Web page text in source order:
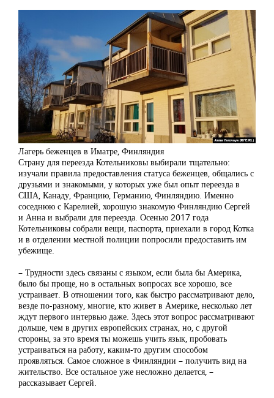
Лагерь беженцев в Иматре, Финляндия
Страну для переезда Котельниковы выбирали тщательно:
изучали правила предоставления статуса беженцев, общались с
друзьями и знакомыми, у которых уже был опыт переезда в
США, Канаду, Францию, Германию, Финляндию. Именно
соседнюю с Карелией, хорошую знакомую Финляндию Сергей
и Анна и выбрали для переезда. Осенью 2017 года
Котельниковы собрали вещи, паспорта, приехали в город Котка
и в отделении местной полиции попросили предоставить им
убежище.
– Трудности здесь связаны с языком, если была бы Америка,
было бы проще, но в остальных вопросах все хорошо, все
устраивает. В отношении того, как быстро рассматривают дело,
везде по-разному, многие, кто живет в Америке, несколько лет
ждут первого интервью даже. Здесь этот вопрос рассматривают
дольше, чем в других европейских странах, но, с другой
стороны, за это время ты можешь учить язык, пробовать
устраиваться на работу, каким-то другим способом
проявляться. Самое сложное в Финляндии – получить вид на
жительство. Все остальное уже несложно делается, –
рассказывает Сергей.